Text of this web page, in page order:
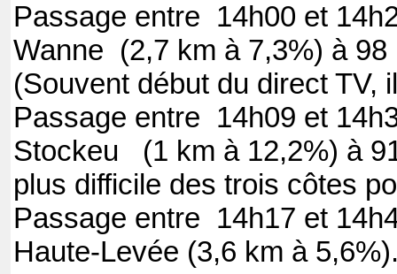
Passage entre 14h00 et
Wanne (2,7 km à 7,3%) à
(Souvent début du direct TV,
Passage entre 14h09 et
Stockeu (1 km à 12,2%) à
plus difficile des trois côtes
Passage entre 14h17 et
Haute-Levée (3,6 km à